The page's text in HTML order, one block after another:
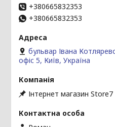
+380665832353
+380665832353
бульвар Івана
офіс 5, Київ, Україна
Інтернет магазин Store7